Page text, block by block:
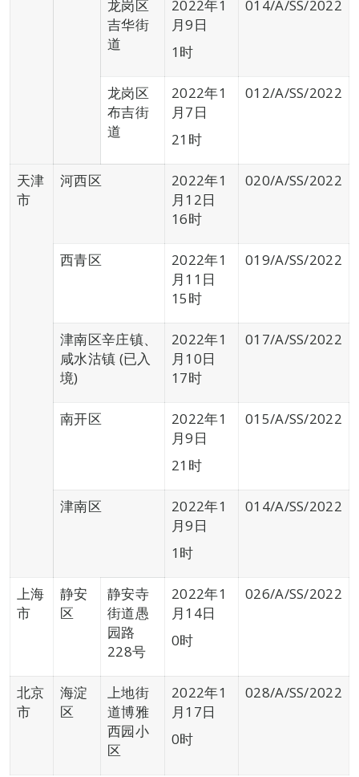
龙岗区
吉华街
道
2022年1
月9日
1时
014/A/SS/2022
龙岗区
布吉街
道
2022年1
月7日
21时
012/A/SS/2022
天津
市
河西区
2022年1
月12日
16时
020/A/SS/2022
西青区
2022年1
月11日
15时
019/A/SS/2022
津南区辛庄镇、
咸水沽镇 (已入
境)
2022年1
月10日
17时
017/A/SS/2022
南开区
2022年1
月9日
21时
015/A/SS/2022
津南区
2022年1
月9日
1时
014/A/SS/2022
上海
市
静安
区
静安寺
街道愚
园路
228号
2022年1
月14日
0时
026/A/SS/2022
北京
市
海淀
区
上地街
道博雅
西园小
区
2022年1
月17日
0时
028/A/SS/2022